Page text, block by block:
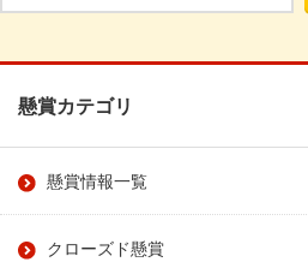
懸賞カテゴリ
懸賞情報一覧
クローズド懸賞